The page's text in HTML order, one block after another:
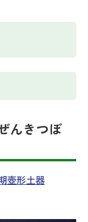
んきつぼ
壺形土器